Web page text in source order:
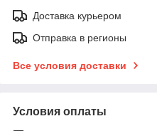
Доставка курьером
Отправка в регионы
Все условия доставки
Условия оплаты